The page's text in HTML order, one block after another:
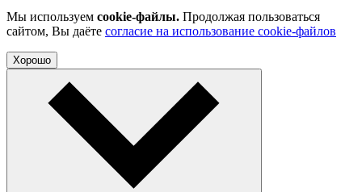
Мы используем cookie-файлы. Продолжая пользоваться
сайтом, Вы даёте согласие на использование cookie-файлов
Хорошо